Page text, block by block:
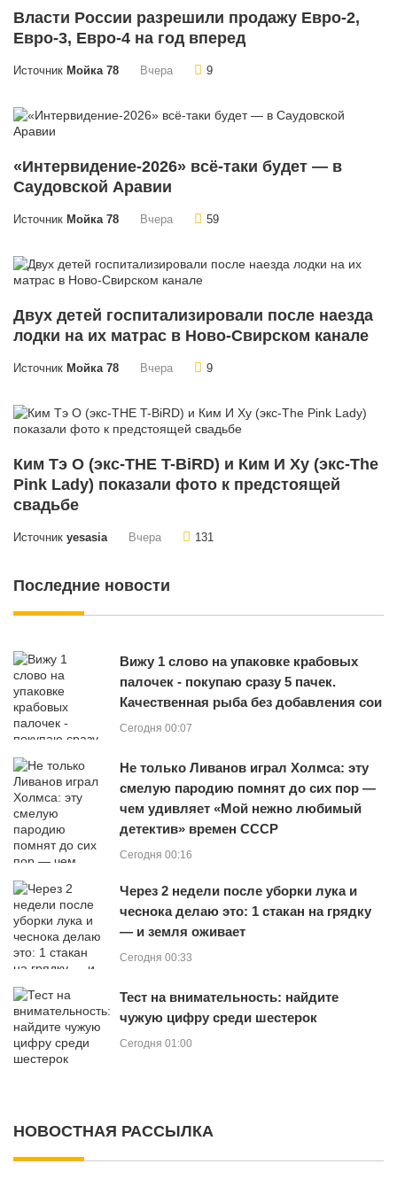
Власти России разрешили продажу Евро-2,
Евро-3, Евро-4 на год вперед
Источник Мойка 78 Вчера 9
«Интервидение-2026» всё-таки будет — в
Саудовской Аравии
Источник Мойка 78 Вчера 59
Двух детей госпитализировали после наезда
лодки на их матрас в Ново-Свирском канале
Источник Мойка 78 Вчера 9
Ким Тэ О (экс-THE T-BiRD) и Ким И Ху (экс-The
Pink Lady) показали фото к предстоящей
свадьбе
Источник yesasia Вчера 131
Последние новости
Вижу 1 слово на упаковке крабовых
палочек - покупаю сразу 5 пачек.
Качественная рыба без добавления сои
Сегодня 00:07
Не только Ливанов играл Холмса: эту
смелую пародию помнят до сих пор —
чем удивляет «Мой нежно любимый
детектив» времен СССР
Сегодня 00:16
Через 2 недели после уборки лука и
чеснока делаю это: 1 стакан на грядку
— и земля оживает
Сегодня 00:33
Тест на внимательность: найдите
чужую цифру среди шестерок
Сегодня 01:00
НОВОСТНАЯ РАССЫЛКА